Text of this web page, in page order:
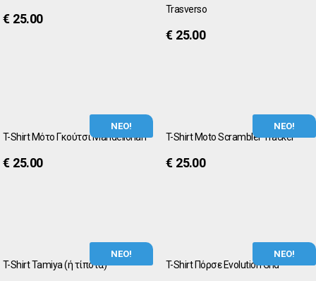
€ 25.00
Trasverso
€ 25.00
ΝΕΟ!
T-Shirt Μότο Γκούτσι Mandellorian
€ 25.00
ΝΕΟ!
T-Shirt Moto Scrambler Tracker
€ 25.00
ΝΕΟ!
T-Shirt Tamiya (ή τίποτα)
ΝΕΟ!
T-Shirt Πόρσε Evolution Grid